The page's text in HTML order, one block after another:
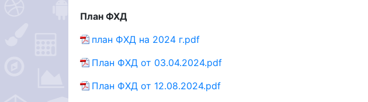
План ФХД
план ФХД на 2024 г.pdf
План ФХД от 03.04.2024.pdf
План ФХД от 12.08.2024.pdf